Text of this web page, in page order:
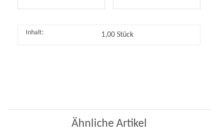
Inhalt: 1,00 Stück
Ähnliche Artikel